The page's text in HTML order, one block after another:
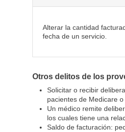
Alterar la cantidad
fecha de un servicio.
Otros delitos de los
Solicitar o recibir
pacientes de Medicare
Un médico remite
los cuales tiene una
Saldo de facturación: